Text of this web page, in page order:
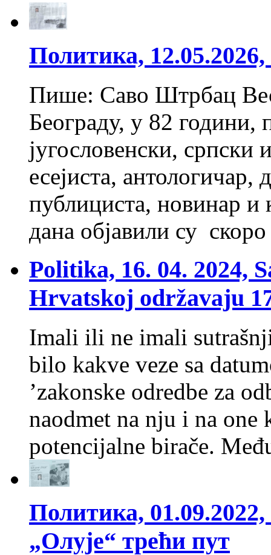
Политика, 12.05.2026,
Пише: Саво Штрбац
Београду, у 82
југословенски, српски
есејиста, антологичар,
публициста, новинар и
дана објавили су
Politika, 16. 04. 2024,
Hrvatskoj održavaju
Imali ili ne imali
bilo kakve veze sa
’zakonske odredbe za
naodmet na nju i na
potencijalne birače.
Политика,
„Олује“ трећи пут